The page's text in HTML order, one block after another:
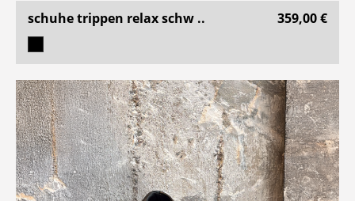
schuhe trippen relax schw .. 359,00 €